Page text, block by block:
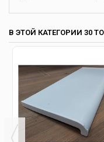
В ЭТОЙ КАТЕГОРИИ 30